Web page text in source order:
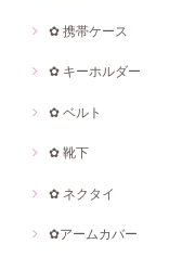
✿ 携帯ケース
✿ キーホルダー
✿ ベルト
✿ 靴下
✿ ネクタイ
✿アームカバー